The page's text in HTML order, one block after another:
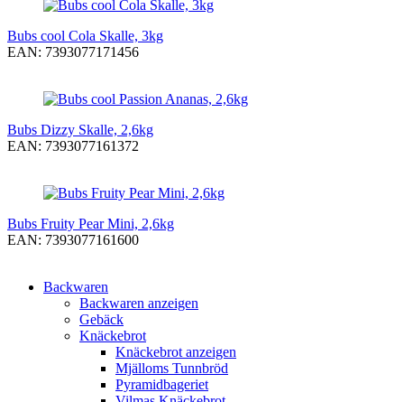
Bubs cool Cola Skalle, 3kg
EAN: 7393077171456
Bubs Dizzy Skalle, 2,6kg
EAN: 7393077161372
Bubs Fruity Pear Mini, 2,6kg
EAN: 7393077161600
Backwaren
Backwaren anzeigen
Gebäck
Knäckebrot
Knäckebrot anzeigen
Mjälloms Tunnbröd
Pyramidbageriet